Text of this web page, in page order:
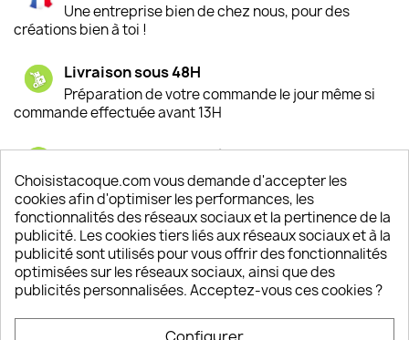
Une entreprise bien de chez nous, pour des
créations bien à toi !
Livraison sous 48H
Préparation de votre commande le jour même si
commande effectuée avant 13H
Satisfaction de nos clients
Depuis 2009, entre 92% et 94% de nos clients
sont satisfaits de nos produits
Un SAV à votre écoute
Notre SAV est disponible 6/7J de 10h à 18H
Choisistacoque.com vous demande d'accepter les
cookies afin d'optimiser les performances, les
fonctionnalités des réseaux sociaux et la pertinence de la
publicité. Les cookies tiers liés aux réseaux sociaux et à la
publicité sont utilisés pour vous offrir des fonctionnalités
optimisées sur les réseaux sociaux, ainsi que des
publicités personnalisées. Acceptez-vous ces cookies ?